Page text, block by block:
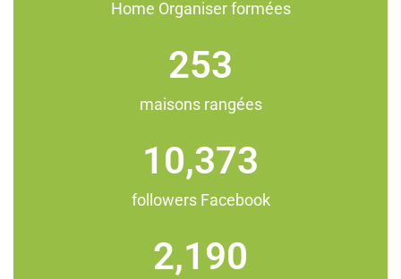
Home Organiser formées
maisons rangées
253
followers Facebook
10,373
2,190